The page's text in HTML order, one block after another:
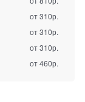
от 310р.
от 310р.
от 310р.
от 460р.